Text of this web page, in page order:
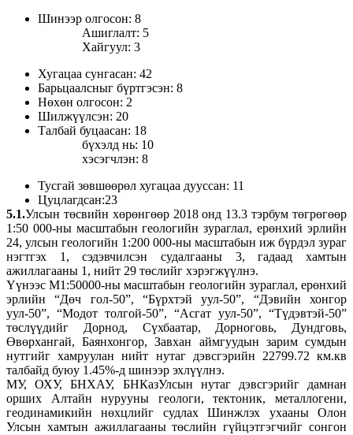
Шинээр олгосон: 8
Ашиглалт: 5
Хайгуул: 3
Хугацаа сунгасан: 42
Барьцаалсныг бүртгэсэн: 8
Нөхөн олгосон: 2
Шилжүүлсэн: 20
Талбай буцаасан: 18
бүхэлд нь: 10
хэсэгчлэн: 8
Тусгай зөвшөөрөл хугацаа дууссан: 11
Цуцлагдсан:23
5.1.Улсын төсвийн хөрөнгөөр 2018 онд 13.3 тэрбум төгрөгөөр
1:50 000-ны масштабын геологийн зураглал, ерөнхий эрлийн
24, улсын геологийн 1:200 000-ны масштабын иж бүрдэл зураг
нэгтгэх 1, сэдэвчилсэн судалгааны 3, гадаад хамтын
ажиллагааны 1, нийт 29 төслийг хэрэгжүүлнэ.
Үүнээс М1:50000-ны масштабын геологийн зураглал, ерөнхий
эрлийн “Дөч гол-50”, “Бүрхтэй уул-50”, “Дэвийн хонгор
уул-50”, “Модот толгой-50”, “Асгат уул-50”, “Түдэвтэй-50”
төслүүдийг Дорнод, Сүхбаатар, Дорноговь, Дундговь,
Өвөрхангай, Баянхонгор, Завхан аймгуудын зарим сумдын
нутгийг хамруулан нийт нутаг дэвсгэрийн 22799.72 км.кв
талбайд буюу 1.45%-д шинээр эхлүүлнэ.
МУ, ОХУ, БНХАУ, БНКазУлсын нутаг дэвсгэрийг дамнан
орших Алтайн нурууны геологи, тектоник, металлогени,
геодинамикийн нөхцлийг судлах Шинжлэх ухааны Олон
Улсын хамтын ажиллагааны төслийн гүйцэтгэгчийг сонгон